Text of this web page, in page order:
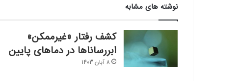
نوشته های مشابه
کشف رفتار «غیرممکن»
ابررساناها در دماهای پایین
8 آبان 1403